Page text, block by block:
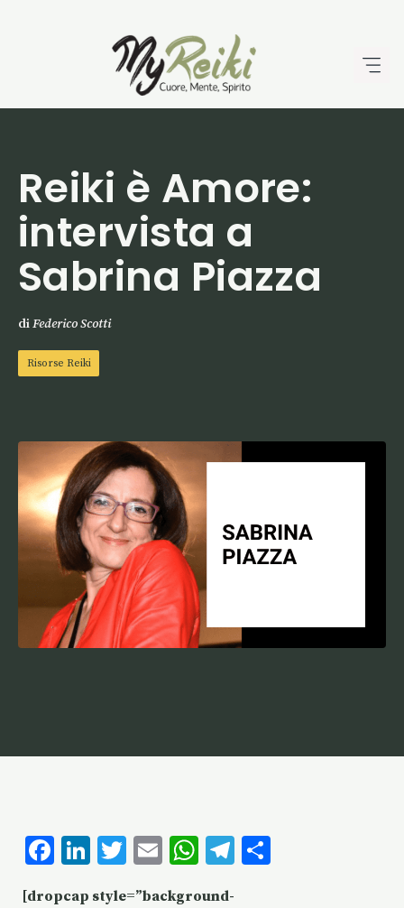
Reiki è Amore:
intervista a
Sabrina Piazza
diFederico Scotti
Risorse Reiki
F
Li T
E
W T
[dropcap style=”background-